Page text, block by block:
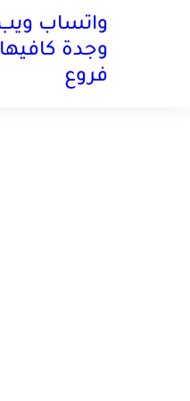
واتساب
وجدة
فروع